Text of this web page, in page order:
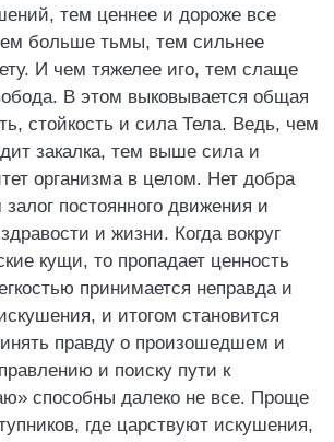
тем ценнее и дороже все
больше тьмы, тем сильнее
И чем тяжелее иго, тем слаще
В этом выковывается общая
стойкость и сила Тела. Ведь, чем
закалка, тем выше сила и
организма в целом. Нет добра
постоянного движения и
и жизни. Когда вокруг
кущи, то пропадает ценность
принимается неправда и
и итогом становится
правду о произошедшем и
и поиску пути к
способны далеко не все. Проще
где царствуют искушения,